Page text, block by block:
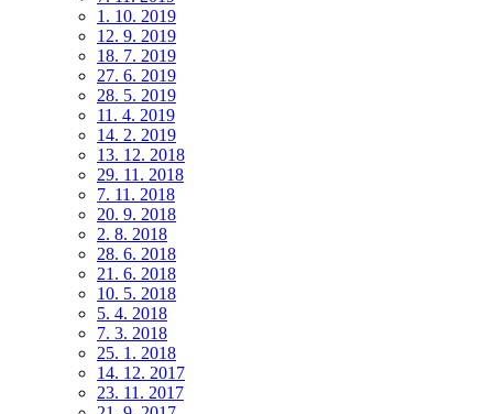
1. 10. 2019
12. 9. 2019
18. 7. 2019
27. 6. 2019
28. 5. 2019
11. 4. 2019
14. 2. 2019
13. 12. 2018
29. 11. 2018
7. 11. 2018
20. 9. 2018
2. 8. 2018
28. 6. 2018
21. 6. 2018
10. 5. 2018
5. 4. 2018
7. 3. 2018
25. 1. 2018
14. 12. 2017
23. 11. 2017